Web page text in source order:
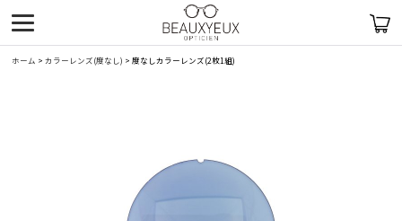
ホーム > カラーレンズ(度なし) > 度なしカラーレンズ(2枚1組)